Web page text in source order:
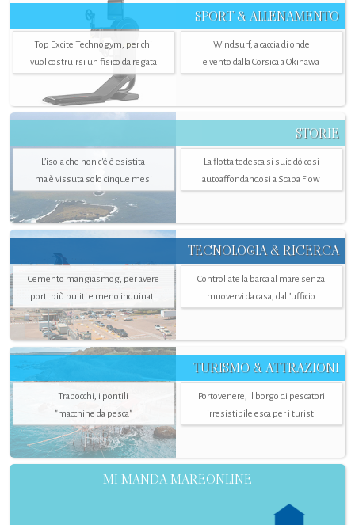
SPORT & ALLENAMENTO
Top Excite Technogym, per chi
vuol costruirsi un fisico da regata
Windsurf, a caccia di onde
e vento dalla Corsica a Okinawa
STORIE
L’isola che non c'è è esistita
ma è vissuta solo cinque mesi
La flotta tedesca si suicidò così
autoaffondandosi a Scapa Flow
TECNOLOGIA & RICERCA
Cemento mangiasmog, per avere
porti più puliti e meno inquinati
Controllate la barca al mare senza
muovervi da casa, dall’ufficio
TURISMO & ATTRAZIONI
Trabocchi, i pontili
"macchine da pesca"
Portovenere, il borgo di pescatori
irresistibile esca per i turisti
MI MANDA MAREONLINE